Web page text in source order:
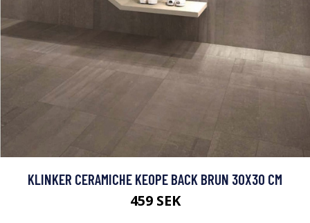
KLINKER CERAMICHE KEOPE BACK BRUN 30X30 CM
459 SEK